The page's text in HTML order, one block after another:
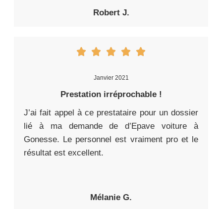
Robert J.
Janvier 2021
Prestation irréprochable !
J’ai fait appel à ce prestataire pour un dossier
lié à ma demande de d’Epave voiture à
Gonesse. Le personnel est vraiment pro et le
résultat est excellent.
Mélanie G.